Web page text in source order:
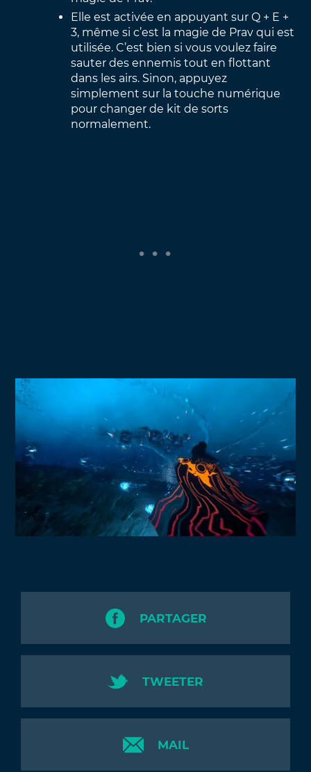
Elle est activée en appuyant sur Q + E +
3, même si c’est la magie de Prav qui est
utilisée. C’est bien si vous voulez faire
sauter des ennemis tout en flottant
dans les airs. Sinon, appuyez
simplement sur la touche numérique
pour changer de kit de sorts
normalement.
PARTAGER
TWEETER
MAIL